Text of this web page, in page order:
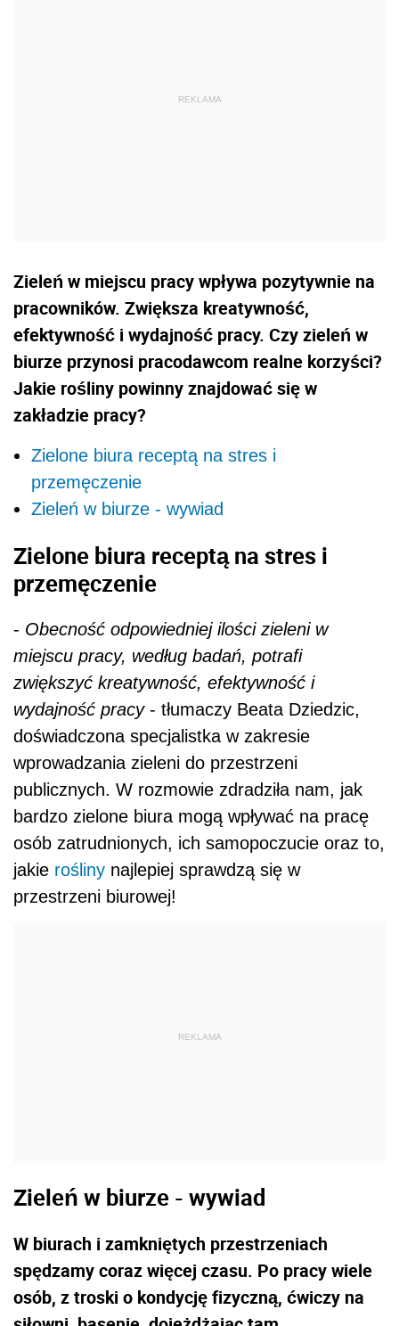
Zieleń w miejscu pracy wpływa pozytywnie na
pracowników. Zwiększa kreatywność,
efektywność i wydajność pracy. Czy zieleń w
biurze przynosi pracodawcom realne korzyści?
Jakie rośliny powinny znajdować się w
zakładzie pracy?
Zielone biura receptą na stres i
przemęczenie
Zieleń w biurze - wywiad
Zielone biura receptą na stres i
przemęczenie
- Obecność odpowiedniej ilości zieleni w
miejscu pracy, według badań, potrafi
zwiększyć kreatywność, efektywność i
wydajność pracy- tłumaczy Beata Dziedzic,
doświadczona specjalistka w zakresie
wprowadzania zieleni do przestrzeni
publicznych. W rozmowie zdradziła nam, jak
bardzo zielone biura mogą wpływać na pracę
osób zatrudnionych, ich samopoczucie oraz to,
jakie rośliny najlepiej sprawdzą się w
przestrzeni biurowej!
REKLAMA
Zieleń w biurze - wywiad
W biurach i zamkniętych przestrzeniach
spędzamy coraz więcej czasu. Po pracy wiele
osób, z troski o kondycję fizyczną, ćwiczy na